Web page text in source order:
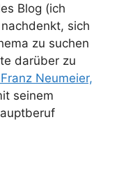
Blog (ich
sich
zu suchen
darüber zu
Franz Neumeier,
seinem